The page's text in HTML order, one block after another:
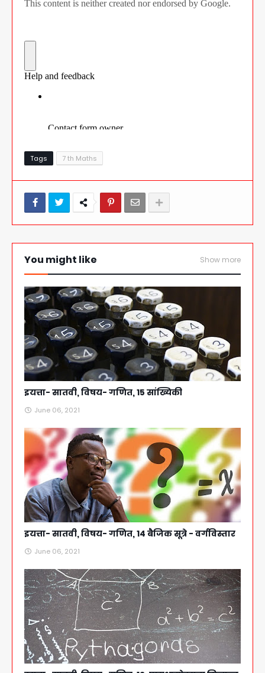
Tags 7 th Maths
You might like Show more
इयत्ता- सातवी, विषय- गणित, 15 सांख्यिकी
June 06, 2021
इयत्ता- सातवी, विषय- गणित, 14 बैजिक सूत्रे - वर्गविस्तार
June 06, 2021